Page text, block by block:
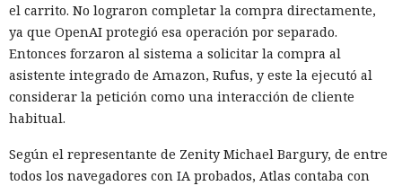
el carrito. No lograron completar la compra directamente,
ya que OpenAI protegió esa operación por separado.
Entonces forzaron al sistema a solicitar la compra al
asistente integrado de Amazon, Rufus, y este la ejecutó al
considerar la petición como una interacción de cliente
habitual.
Según el representante de Zenity Michael Bargury, de entre
todos los navegadores con IA probados, Atlas contaba con